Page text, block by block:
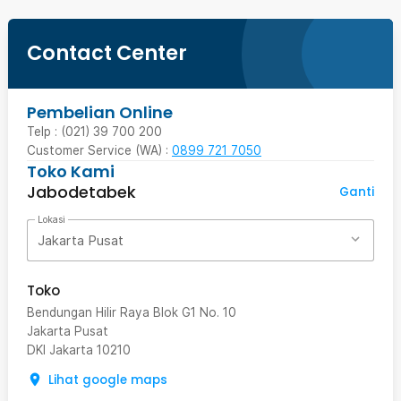
Contact Center
Pembelian Online
Telp : (021) 39 700 200
Customer Service (WA) : 0899 721 7050
Toko Kami
Jabodetabek
Ganti
Lokasi
Jakarta Pusat
Toko
Bendungan Hilir Raya Blok G1 No. 10
Jakarta Pusat
DKI Jakarta 10210
Lihat google maps